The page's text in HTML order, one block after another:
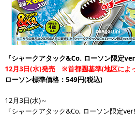
『シャークアタック&Co. ローソン限定
12月3日(水)発売 ※首都圏基準(地区によ
ローソン標準価格：549円(税込)
12月3日(水)～
『シャークアタック&Co. ローソン限定